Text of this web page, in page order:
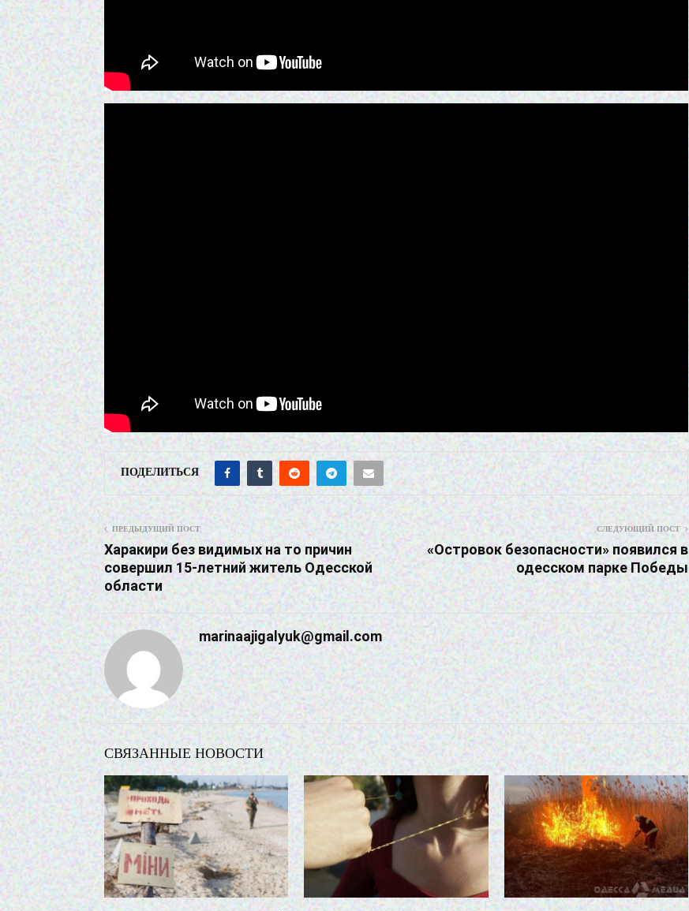
ПОДЕЛИТЬСЯ
ПРЕДЫДУЩИЙ ПОСТ
Харакири без видимых на то причин
совершил 15-летний житель Одесской
области
СЛЕДУЮЩИЙ ПОСТ
«Островок безопасности» появился в
одесском парке Победы
marinaajigalyuk@gmail.com
СВЯЗАННЫЕ НОВОСТИ